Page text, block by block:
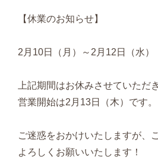
【休業のお知らせ】
2月10日（月）～2月12日（水）
上記期間はお休みさせていただ
営業開始は2月13日（木）です。
ご迷惑をおかけいたしますが、
よろしくお願いいたします！